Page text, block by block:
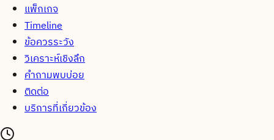
แพ็กเกจ
Timeline
ข้อควรระวัง
วิเคราะห์เชิงลึก
คำถามพบบ่อย
ติดต่อ
บริการที่เกี่ยวข้อง